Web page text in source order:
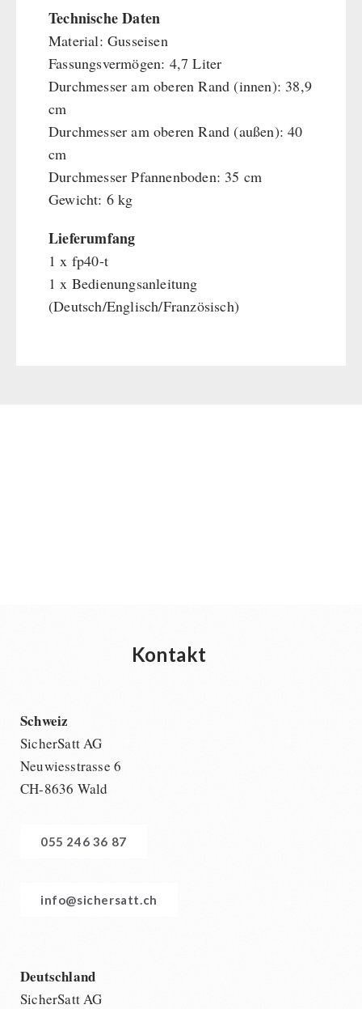
Technische Daten
Material: Gusseisen
Fassungsvermögen: 4,7 Liter
Durchmesser am oberen Rand (innen): 38,9
cm
Durchmesser am oberen Rand (außen): 40
cm
Durchmesser Pfannenboden: 35 cm
Gewicht: 6 kg
Lieferumfang
1 x fp40-t
1 x Bedienungsanleitung
(Deutsch/Englisch/Französisch)
Kontakt
Schweiz
SicherSatt AG
Neuwiesstrasse 6
CH-8636 Wald
055 246 36 87
info@sichersatt.ch
Deutschland
SicherSatt AG